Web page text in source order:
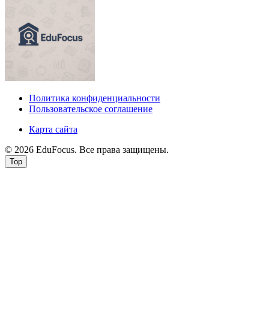
Политика конфиденциальности
Пользовательское соглашение
Карта сайта
© 2026 EduFocus. Все права защищены.
Top